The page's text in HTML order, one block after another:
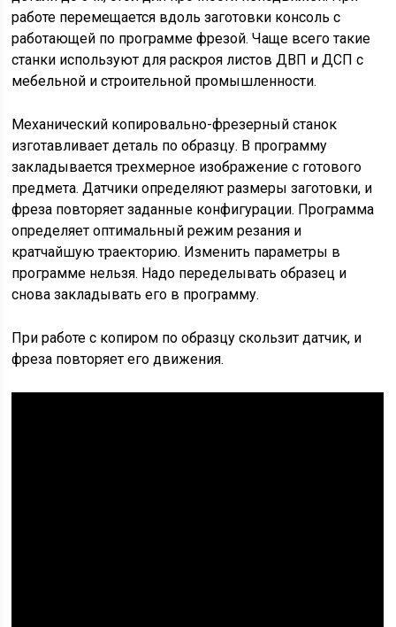
работе перемещается вдоль заготовки консоль с
работающей по программе фрезой. Чаще всего такие
станки используют для раскроя листов ДВП и ДСП с
мебельной и строительной промышленности.
Механический копировально-фрезерный станок
изготавливает деталь по образцу. В программу
закладывается трехмерное изображение с готового
предмета. Датчики определяют размеры заготовки, и
фреза повторяет заданные конфигурации. Программа
определяет оптимальный режим резания и
кратчайшую траекторию. Изменить параметры в
программе нельзя. Надо переделывать образец и
снова закладывать его в программу.
При работе с копиром по образцу скользит датчик, и
фреза повторяет его движения.